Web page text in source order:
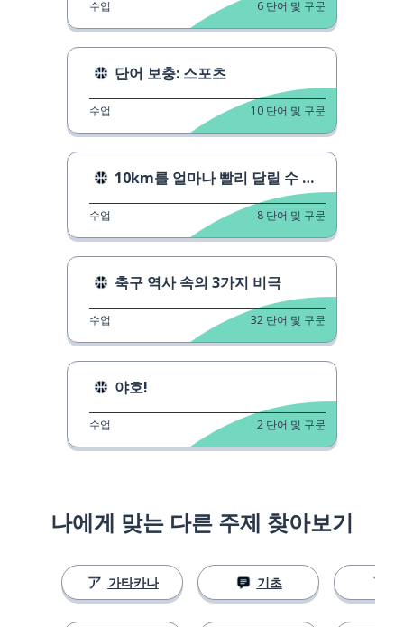
수업 6 단어 및 구문
단어 보충: 스포츠
수업 10 단어 및 구문
10km를 얼마나 빨리 달릴 수 있을까요?
수업 8 단어 및 구문
축구 역사 속의 3가지 비극
수업 32 단어 및 구문
야호!
수업 2 단어 및 구문
나에게 맞는 다른 주제 찾아보기
가타카나 기초